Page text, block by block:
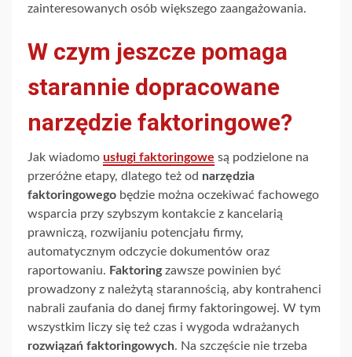
zainteresowanych osób większego zaangażowania.
W czym jeszcze pomaga
starannie dopracowane
narzędzie faktoringowe?
Jak wiadomo usługi faktoringowe są podzielone na
przeróżne etapy, dlatego też od narzędzia
faktoringowego będzie można oczekiwać fachowego
wsparcia przy szybszym kontakcie z kancelarią
prawniczą, rozwijaniu potencjału firmy,
automatycznym odczycie dokumentów oraz
raportowaniu. Faktoringzawsze powinien być
prowadzony z należytą starannością, aby kontrahenci
nabrali zaufania do danej firmy faktoringowej. W tym
wszystkim liczy się też czas i wygoda wdrażanych
rozwiązań faktoringowych. Na szczęście nie trzeba